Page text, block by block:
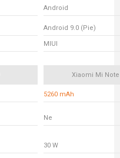
Android
Android 9.0 (Pie)
MIUI
Xiaomi Mi Note
5260 mAh
Ne
30 W